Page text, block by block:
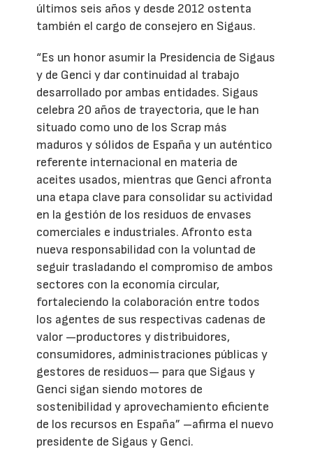
últimos seis años y desde 2012 ostenta
también el cargo de consejero en Sigaus.
“Es un honor asumir la Presidencia de Sigaus
y de Genci y dar continuidad al trabajo
desarrollado por ambas entidades. Sigaus
celebra 20 años de trayectoria, que le han
situado como uno de los Scrap más
maduros y sólidos de España y un auténtico
referente internacional en materia de
aceites usados, mientras que Genci afronta
una etapa clave para consolidar su actividad
en la gestión de los residuos de envases
comerciales e industriales. Afronto esta
nueva responsabilidad con la voluntad de
seguir trasladando el compromiso de ambos
sectores con la economía circular,
fortaleciendo la colaboración entre todos
los agentes de sus respectivas cadenas de
valor —productores y distribuidores,
consumidores, administraciones públicas y
gestores de residuos— para que Sigaus y
Genci sigan siendo motores de
sostenibilidad y aprovechamiento eficiente
de los recursos en España” –afirma el nuevo
presidente de Sigaus y Genci.